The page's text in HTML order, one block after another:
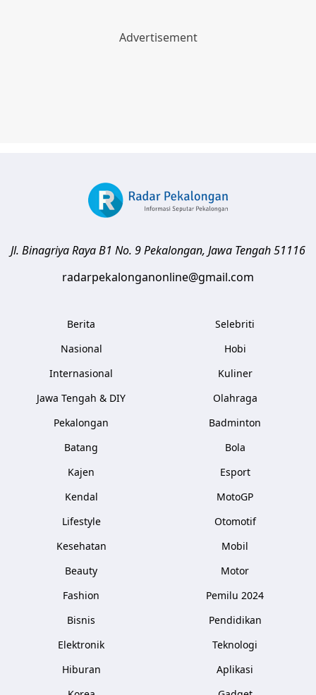
Jl. Binagriya Raya B1 No. 9Pekalongan, Jawa Tengah51116
radarpekalonganonline@gmail.com
Berita
Nasional
Internasional
Jawa Tengah & DIY
Pekalongan
Batang
Kajen
Kendal
Lifestyle
Kesehatan
Beauty
Fashion
Bisnis
Elektronik
Hiburan
Selebriti
Hobi
Kuliner
Olahraga
Badminton
Bola
Esport
MotoGP
Otomotif
Mobil
Motor
Pemilu 2024
Pendidikan
Teknologi
Aplikasi